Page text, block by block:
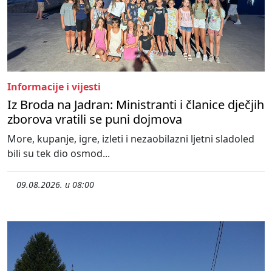
Informacije i vijesti
Iz Broda na Jadran: Ministranti i članice dječjih
zborova vratili se puni dojmova
More, kupanje, igre, izleti i nezaobilazni ljetni sladoled
bili su tek dio osmod...
09.08.2026. u 08:00